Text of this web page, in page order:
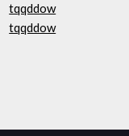
tqqddow
tqqddow